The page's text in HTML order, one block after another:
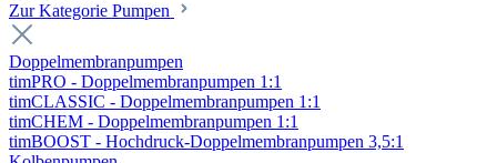
Zur Kategorie Pumpen
Doppelmembranpumpen
timPRO - Doppelmembranpumpen 1:1
timCLASSIC - Doppelmembranpumpen 1:1
timCHEM - Doppelmembranpumpen 1:1
timBOOST - Hochdruck-Doppelmembranpumpen 3,5:1